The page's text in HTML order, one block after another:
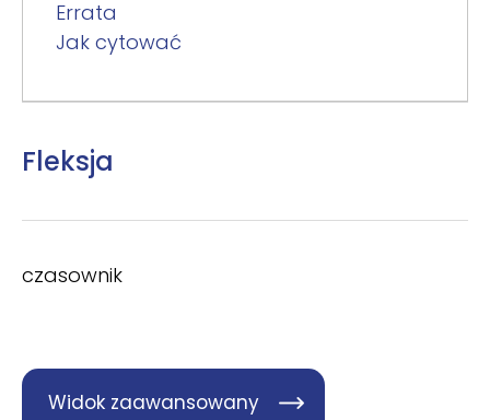
Errata
Jak cytować
Fleksja
czasownik
Widok zaawansowany